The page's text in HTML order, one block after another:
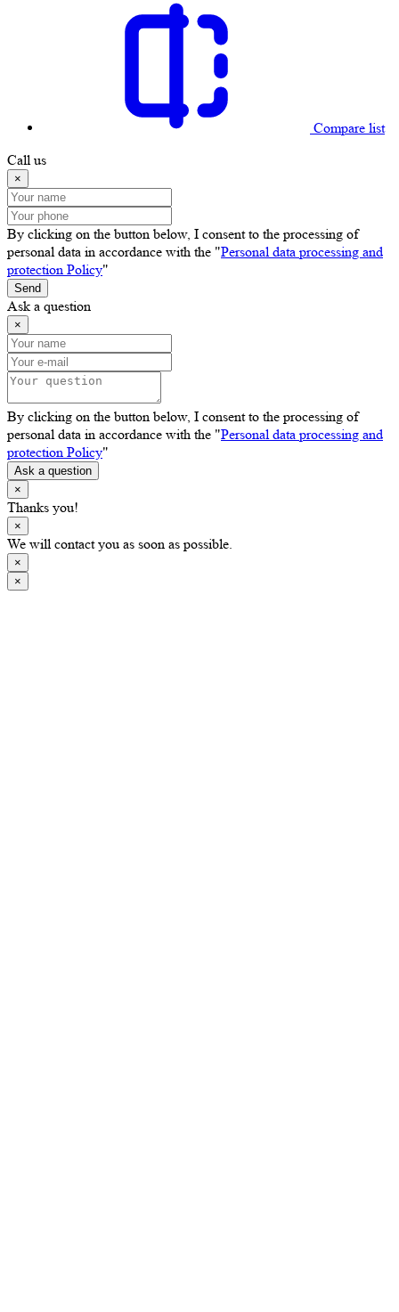
Compare list
Call us
×
By clicking on the button below, I consent to the processing of
personal data in accordance with the "Personal data processing and
protection Policy"
Send
Ask a question
×
By clicking on the button below, I consent to the processing of
personal data in accordance with the "Personal data processing and
protection Policy"
Ask a question
×
Thanks you!
×
We will contact you as soon as possible.
×
×